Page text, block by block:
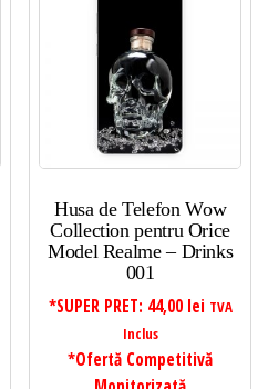
Husa de Telefon Wow
Collection pentru Orice
Model Realme – Drinks
001
*SUPER PRET: 44,00 lei TVA
Inclus
*Ofertă Competitivă